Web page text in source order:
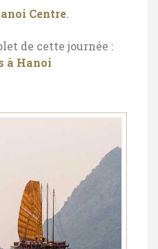
Centre.
de cette journée :
à Hanoi